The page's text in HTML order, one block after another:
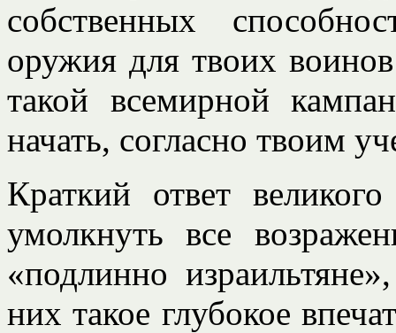
собственных
оружия для твоих
такой всемирной
начать, согласно твоим
Краткий ответ
умолкнуть все
«подлинно
них такое глубокое